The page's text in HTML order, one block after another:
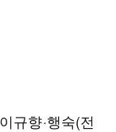
규향·행숙(전